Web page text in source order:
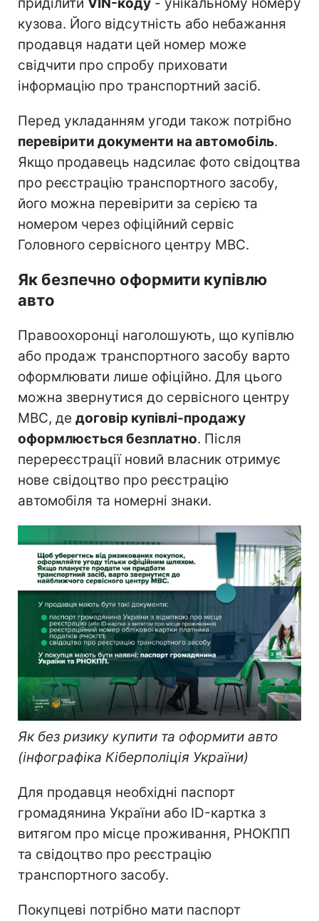
кузова. Його відсутність або небажання
продавця надати цей номер може
свідчити про спробу приховати
інформацію про транспортний засіб.
Перед укладанням угоди також потрібно
перевірити документи на автомобіль.
Якщо продавець надсилає фото свідоцтва
про реєстрацію транспортного засобу,
його можна перевірити за серією та
номером через офіційний сервіс
Головного сервісного центру МВС.
Як безпечно оформити купівлю
авто
Правоохоронці наголошують, що купівлю
або продаж транспортного засобу варто
оформлювати лише офіційно. Для цього
можна звернутися до сервісного центру
МВС, де договір купівлі-продажу
оформлюється безплатно. Після
перереєстрації новий власник отримує
нове свідоцтво про реєстрацію
автомобіля та номерні знаки.
Як без ризику купити та оформити авто
(інфографіка Кіберполіція України)
Для продавця необхідні паспорт
громадянина України або ID-картка з
витягом про місце проживання, РНОКПП
та свідоцтво про реєстрацію
транспортного засобу.
Покупцеві потрібно мати паспорт